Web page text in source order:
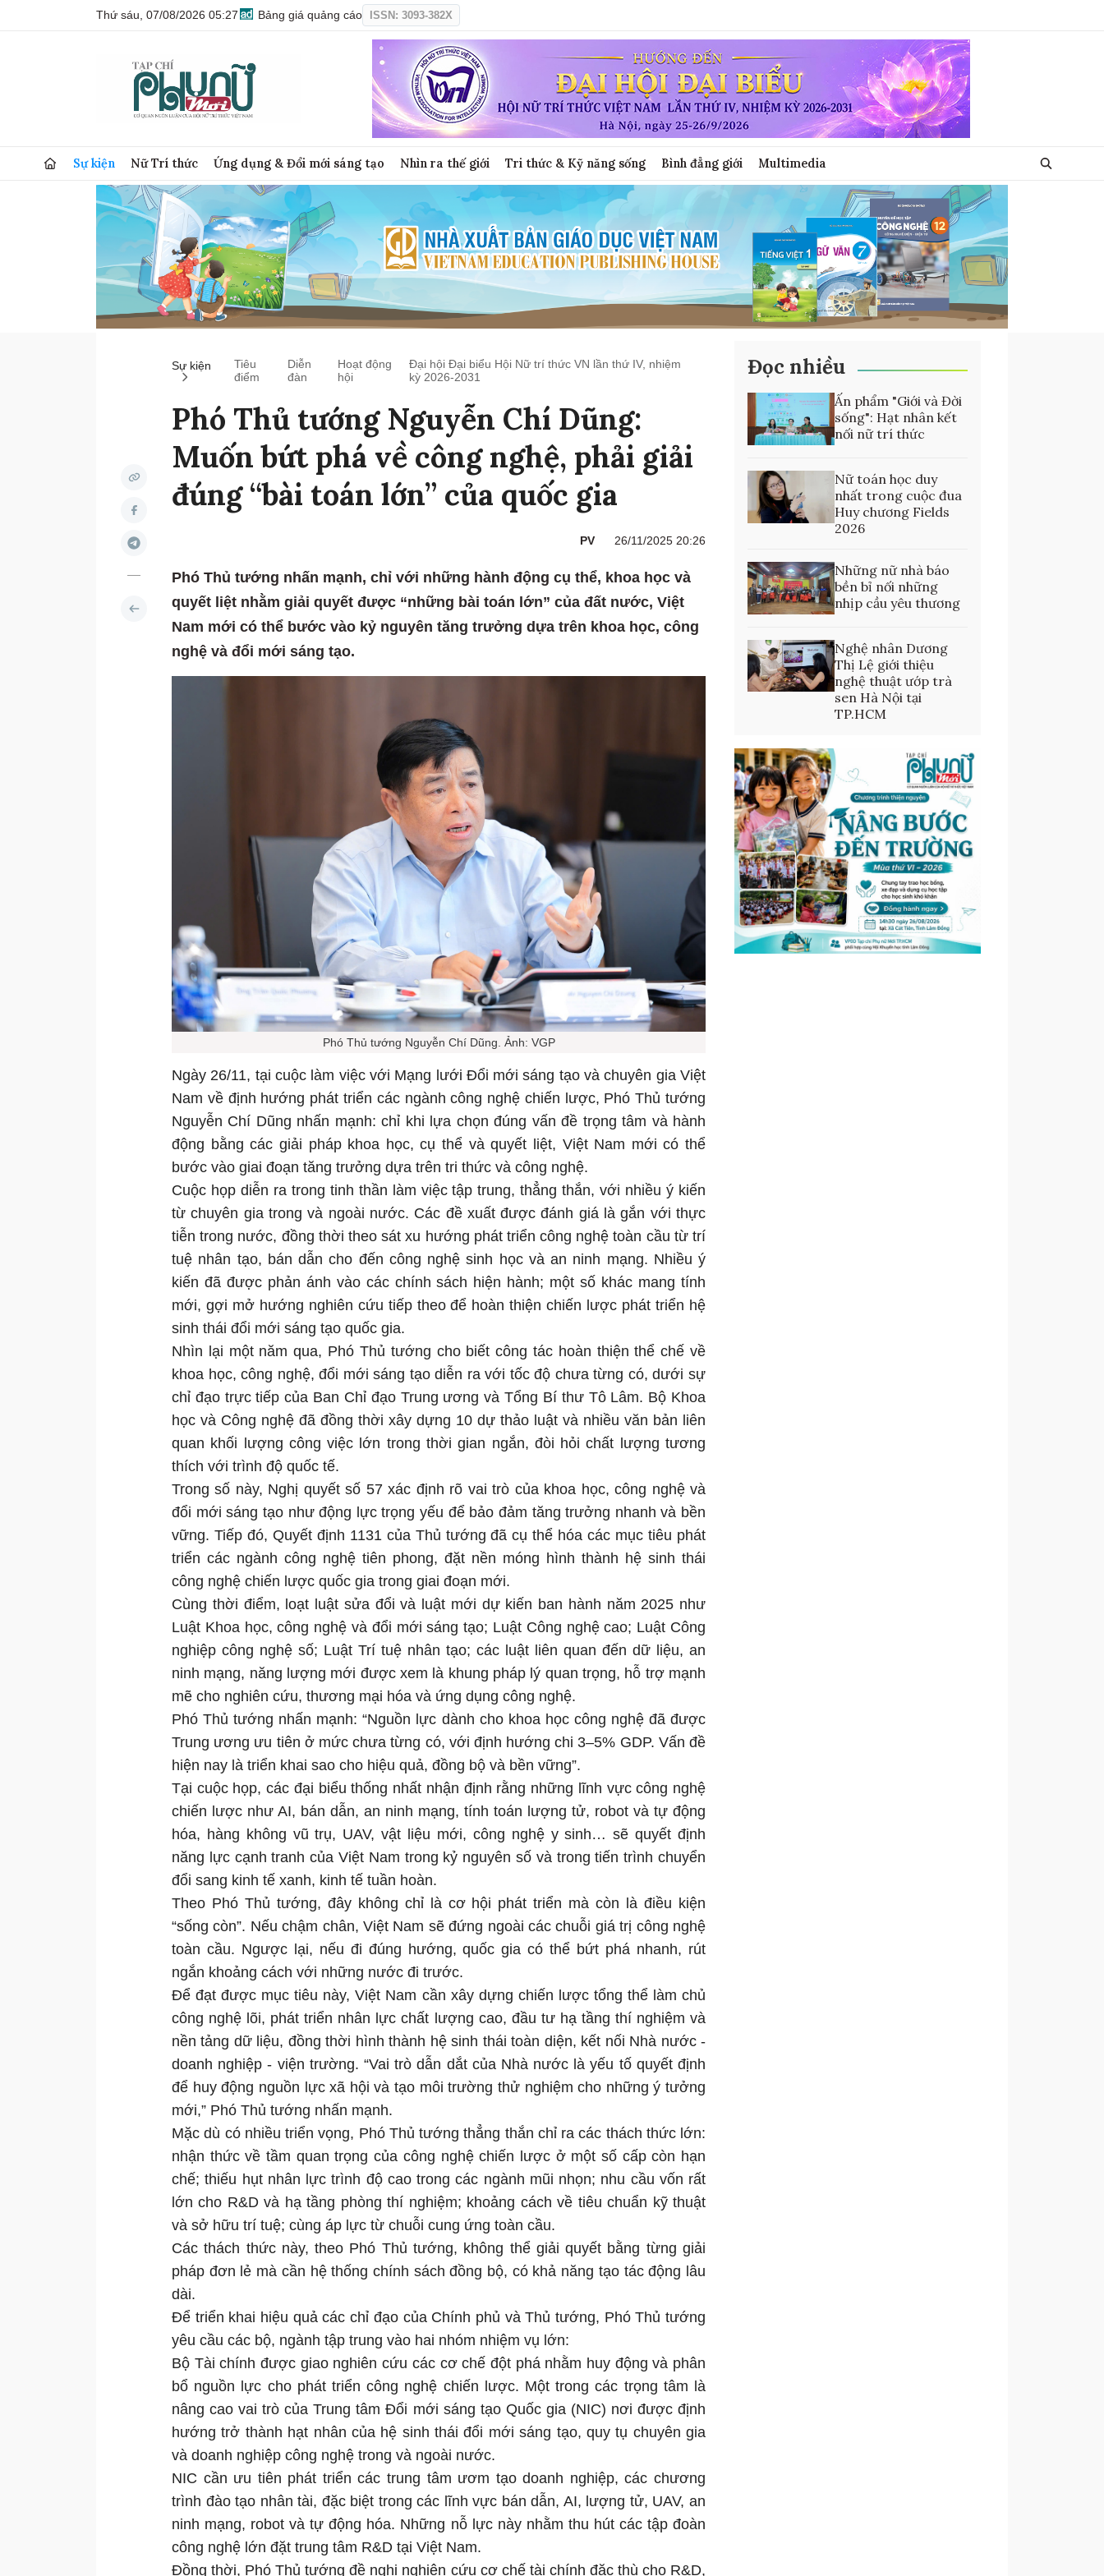
Thứ sáu, 07/08/2026 05:27 Bảng giá quảng cáo ISSN: 3093-382X
Sự kiện Nữ Trí thức Ứng dụng & Đổi mới sáng tạo Nhìn ra thế giới Tri thức & Kỹ năng sống Bình đẳng giới Multimedia
Sự kiện
Tiêu
điểm
Diễn
đàn
Hoạt động
hội
Đại hội Đại biểu Hội Nữ trí thức VN lần thứ IV, nhiệm
kỳ 2026-2031
Phó Thủ tướng Nguyễn Chí Dũng:
Muốn bứt phá về công nghệ, phải giải
đúng “bài toán lớn” của quốc gia
PV 26/11/2025 20:26
Phó Thủ tướng nhấn mạnh, chỉ với những hành động cụ thể, khoa học và
quyết liệt nhằm giải quyết được “những bài toán lớn” của đất nước, Việt
Nam mới có thể bước vào kỷ nguyên tăng trưởng dựa trên khoa học, công
nghệ và đổi mới sáng tạo.
Phó Thủ tướng Nguyễn Chí Dũng. Ảnh: VGP
Ngày 26/11, tại cuộc làm việc với Mạng lưới Đổi mới sáng tạo và chuyên gia Việt
Nam về định hướng phát triển các ngành công nghệ chiến lược, Phó Thủ tướng
Nguyễn Chí Dũng nhấn mạnh: chỉ khi lựa chọn đúng vấn đề trọng tâm và hành
động bằng các giải pháp khoa học, cụ thể và quyết liệt, Việt Nam mới có thể
bước vào giai đoạn tăng trưởng dựa trên tri thức và công nghệ.
Cuộc họp diễn ra trong tinh thần làm việc tập trung, thẳng thắn, với nhiều ý kiến
từ chuyên gia trong và ngoài nước. Các đề xuất được đánh giá là gắn với thực
tiễn trong nước, đồng thời theo sát xu hướng phát triển công nghệ toàn cầu từ trí
tuệ nhân tạo, bán dẫn cho đến công nghệ sinh học và an ninh mạng. Nhiều ý
kiến đã được phản ánh vào các chính sách hiện hành; một số khác mang tính
mới, gợi mở hướng nghiên cứu tiếp theo để hoàn thiện chiến lược phát triển hệ
sinh thái đổi mới sáng tạo quốc gia.
Nhìn lại một năm qua, Phó Thủ tướng cho biết công tác hoàn thiện thể chế về
khoa học, công nghệ, đổi mới sáng tạo diễn ra với tốc độ chưa từng có, dưới sự
chỉ đạo trực tiếp của Ban Chỉ đạo Trung ương và Tổng Bí thư Tô Lâm. Bộ Khoa
học và Công nghệ đã đồng thời xây dựng 10 dự thảo luật và nhiều văn bản liên
quan khối lượng công việc lớn trong thời gian ngắn, đòi hỏi chất lượng tương
thích với trình độ quốc tế.
Trong số này, Nghị quyết số 57 xác định rõ vai trò của khoa học, công nghệ và
đổi mới sáng tạo như động lực trọng yếu để bảo đảm tăng trưởng nhanh và bền
vững. Tiếp đó, Quyết định 1131 của Thủ tướng đã cụ thể hóa các mục tiêu phát
triển các ngành công nghệ tiên phong, đặt nền móng hình thành hệ sinh thái
công nghệ chiến lược quốc gia trong giai đoạn mới.
Cùng thời điểm, loạt luật sửa đổi và luật mới dự kiến ban hành năm 2025 như
Luật Khoa học, công nghệ và đổi mới sáng tạo; Luật Công nghệ cao; Luật Công
nghiệp công nghệ số; Luật Trí tuệ nhân tạo; các luật liên quan đến dữ liệu, an
ninh mạng, năng lượng mới được xem là khung pháp lý quan trọng, hỗ trợ mạnh
mẽ cho nghiên cứu, thương mại hóa và ứng dụng công nghệ.
Phó Thủ tướng nhấn mạnh: “Nguồn lực dành cho khoa học công nghệ đã được
Trung ương ưu tiên ở mức chưa từng có, với định hướng chi 3–5% GDP. Vấn đề
hiện nay là triển khai sao cho hiệu quả, đồng bộ và bền vững”.
Tại cuộc họp, các đại biểu thống nhất nhận định rằng những lĩnh vực công nghệ
chiến lược như AI, bán dẫn, an ninh mạng, tính toán lượng tử, robot và tự động
hóa, hàng không vũ trụ, UAV, vật liệu mới, công nghệ y sinh… sẽ quyết định
năng lực cạnh tranh của Việt Nam trong kỷ nguyên số và trong tiến trình chuyển
đổi sang kinh tế xanh, kinh tế tuần hoàn.
Theo Phó Thủ tướng, đây không chỉ là cơ hội phát triển mà còn là điều kiện
“sống còn”. Nếu chậm chân, Việt Nam sẽ đứng ngoài các chuỗi giá trị công nghệ
toàn cầu. Ngược lại, nếu đi đúng hướng, quốc gia có thể bứt phá nhanh, rút
ngắn khoảng cách với những nước đi trước.
Để đạt được mục tiêu này, Việt Nam cần xây dựng chiến lược tổng thể làm chủ
công nghệ lõi, phát triển nhân lực chất lượng cao, đầu tư hạ tầng thí nghiệm và
nền tảng dữ liệu, đồng thời hình thành hệ sinh thái toàn diện, kết nối Nhà nước -
doanh nghiệp - viện trường. “Vai trò dẫn dắt của Nhà nước là yếu tố quyết định
để huy động nguồn lực xã hội và tạo môi trường thử nghiệm cho những ý tưởng
mới,” Phó Thủ tướng nhấn mạnh.
Mặc dù có nhiều triển vọng, Phó Thủ tướng thẳng thắn chỉ ra các thách thức lớn:
nhận thức về tầm quan trọng của công nghệ chiến lược ở một số cấp còn hạn
chế; thiếu hụt nhân lực trình độ cao trong các ngành mũi nhọn; nhu cầu vốn rất
lớn cho R&D và hạ tầng phòng thí nghiệm; khoảng cách về tiêu chuẩn kỹ thuật
và sở hữu trí tuệ; cùng áp lực từ chuỗi cung ứng toàn cầu.
Các thách thức này, theo Phó Thủ tướng, không thể giải quyết bằng từng giải
pháp đơn lẻ mà cần hệ thống chính sách đồng bộ, có khả năng tạo tác động lâu
dài.
Để triển khai hiệu quả các chỉ đạo của Chính phủ và Thủ tướng, Phó Thủ tướng
yêu cầu các bộ, ngành tập trung vào hai nhóm nhiệm vụ lớn:
Bộ Tài chính được giao nghiên cứu các cơ chế đột phá nhằm huy động và phân
bổ nguồn lực cho phát triển công nghệ chiến lược. Một trong các trọng tâm là
nâng cao vai trò của Trung tâm Đổi mới sáng tạo Quốc gia (NIC) nơi được định
hướng trở thành hạt nhân của hệ sinh thái đổi mới sáng tạo, quy tụ chuyên gia
và doanh nghiệp công nghệ trong và ngoài nước.
NIC cần ưu tiên phát triển các trung tâm ươm tạo doanh nghiệp, các chương
trình đào tạo nhân tài, đặc biệt trong các lĩnh vực bán dẫn, AI, lượng tử, UAV, an
ninh mạng, robot và tự động hóa. Những nỗ lực này nhằm thu hút các tập đoàn
công nghệ lớn đặt trung tâm R&D tại Việt Nam.
Đồng thời, Phó Thủ tướng đề nghị nghiên cứu cơ chế tài chính đặc thù cho R&D,
Đọc nhiều
Ấn phẩm "Giới và Đời
sống": Hạt nhân kết
nối nữ trí thức
Nữ toán học duy
nhất trong cuộc đua
Huy chương Fields
2026
Những nữ nhà báo
bền bỉ nối những
nhịp cầu yêu thương
Nghệ nhân Dương
Thị Lệ giới thiệu
nghệ thuật ướp trà
sen Hà Nội tại
TP.HCM